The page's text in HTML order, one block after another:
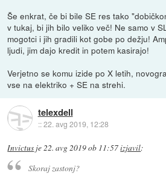
Še enkrat, če bi bile SE res tako
v tukaj, bi jih bilo veliko več! Ne samo v
mogotci i jih gradili kot gobe po dežju!
ljudi, jim dajo kredit in potem kasirajo!
Verjetno se komu izide po X letih,
vse na elektriko + SE na strehi.
telexdell
::22. avg 2019, 12:28
Invictus je22. avg 2019 ob 11:57izjavil:
Skoraj zastonj?